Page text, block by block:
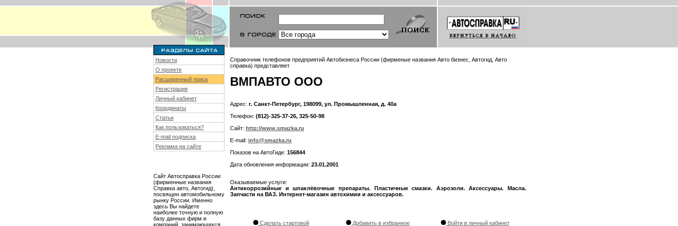
Новости
О проекте
Расширенный поиск
Регистрация
Личный кабинет
Координаты
Статьи
Как пользоваться?
E-mail подписка
Реклама на сайте
Сайт Автосправка России
(фирменные названия
Справка авто, Автогид),
посвящен автомобильному
рынку России. Именно
здесь Вы найдете
наиболее точную и полную
базу данных фирм и
компаний, занимающихся
Справочник телефонов предприятий Автобизнеса России (фирменые названия Авто бизнес, Автогид, Авто
справка) представляет
ВМПАВТО ООО
Адрес: г. Санкт-Петербург, 198099, ул. Промышленная, д. 40а
Телефон: (812)-325-37-26, 325-50-98
Сайт: http://www.smazka.ru
E-mail: info@smazka.ru
Показов на АвтоГиде: 156844
Дата обновления информации: 23.01.2001
Оказываемые услуги:
Антикоррозийные и шпаклёвочные препараты. Пластичные смазки. Аэрозоли. Аксессуары. Масла.
Запчасти на ВАЗ. Интернет-магазин автохимии и аксессуаров.
Сделать стартовой Добавить в избранное Войти в личный кабинет